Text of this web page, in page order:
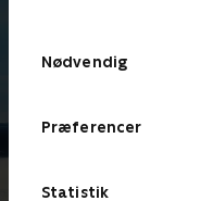
Nødvendig
Præferencer
Statistik